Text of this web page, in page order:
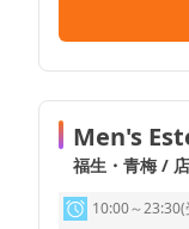
Men's
福生・青梅 /
10:00～